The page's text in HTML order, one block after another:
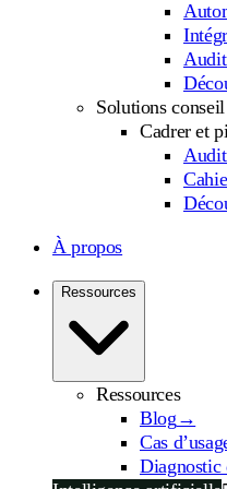
Solutions conseil
Cadrer et
À propos
Ressources
Ressources
Blog →
Cas
Diagnostic